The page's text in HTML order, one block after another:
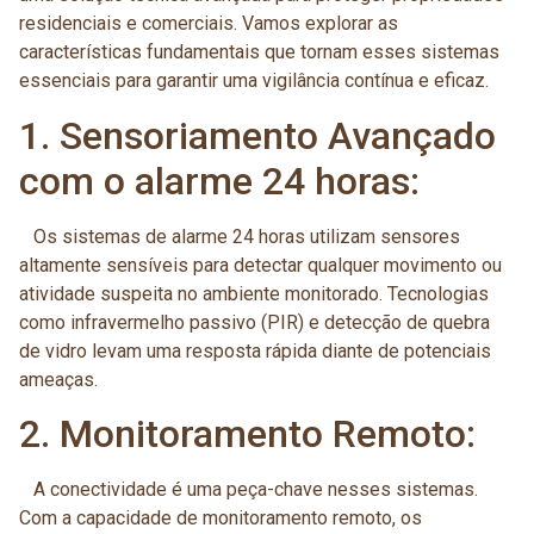
residenciais e comerciais. Vamos explorar as
características fundamentais que tornam esses sistemas
essenciais para garantir uma vigilância contínua e eficaz.
1. Sensoriamento Avançado
com o alarme 24 horas:
Os sistemas de alarme 24 horas utilizam sensores
altamente sensíveis para detectar qualquer movimento ou
atividade suspeita no ambiente monitorado. Tecnologias
como infravermelho passivo (PIR) e detecção de quebra
de vidro levam uma resposta rápida diante de potenciais
ameaças.
2. Monitoramento Remoto:
A conectividade é uma peça-chave nesses sistemas.
Com a capacidade de monitoramento remoto, os